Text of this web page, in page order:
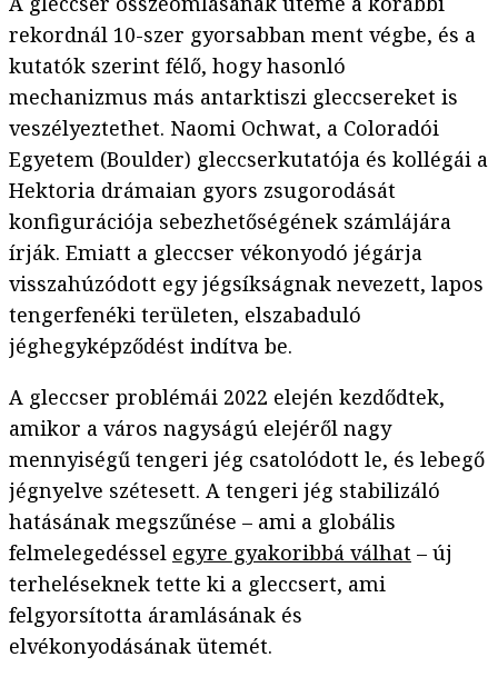
rekordnál 10-szer gyorsabban ment végbe, és a
kutatók szerint félő, hogy hasonló
mechanizmus más antarktiszi gleccsereket is
veszélyeztethet. Naomi Ochwat, a Coloradói
Egyetem (Boulder) gleccserkutatója és kollégái a
Hektoria drámaian gyors zsugorodását
konfigurációja sebezhetőségének számlájára
írják. Emiatt a gleccser vékonyodó jégárja
visszahúzódott egy jégsíkságnak nevezett, lapos
tengerfenéki területen, elszabaduló
jéghegyképződést indítva be.
A gleccser problémái 2022 elején kezdődtek,
amikor a város nagyságú elejéről nagy
mennyiségű tengeri jég csatolódott le, és lebegő
jégnyelve szétesett. A tengeri jég stabilizáló
hatásának megszűnése – ami a globális
felmelegedéssel egyre gyakoribbá válhat – új
terheléseknek tette ki a gleccsert, ami
felgyorsította áramlásának és
elvékonyodásának ütemét.